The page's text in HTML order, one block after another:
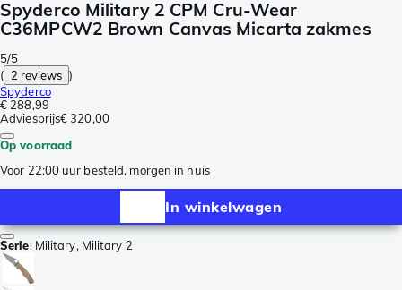
Spyderco Military 2 CPM Cru-Wear
C36MPCW2 Brown Canvas Micarta zakmes
5/5
( 2 reviews )
Spyderco
€ 288,99
Adviesprijs€ 320,00
Op voorraad
Voor 22:00 uur besteld, morgen in huis
In winkelwagen
Serie: Military, Military 2